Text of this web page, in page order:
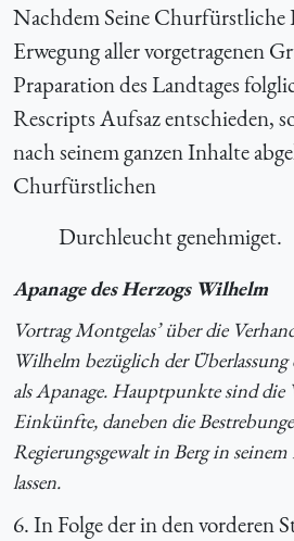
Nachdem Seine
Erwegung aller vorgetragenen
Praparation des Landtages
Rescripts Aufsaz entschieden,
nach seinem ganzen Inhalte
Churfürstlichen
Durchleucht genehmiget.
Apanage des Herzogs Wilhelm
Vortrag Montgelas’ über die
Wilhelm bezüglich der Überlassung
als Apanage. Hauptpunkte sind die
Einkünfte, daneben die
Regierungsgewalt in Berg in
lassen.
6. In Folge der in den vorderen